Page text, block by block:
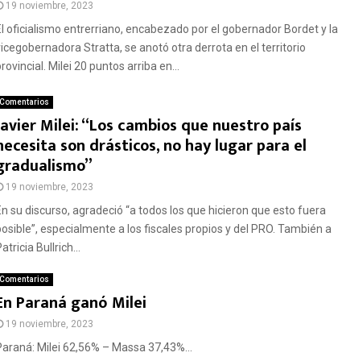
19 noviembre, 2023
oficialismo entrerriano, encabezado por el gobernador Bordet y la
Stratta, se anotó otra derrota en el territorio
Milei 20 puntos arriba en...
Comentarios
Milei: “Los cambios que nuestro país
son drásticos, no hay lugar para el
19 noviembre, 2023
su discurso, agradeció “a todos los que hicieron que esto fuera
especialmente a los fiscales propios y del PRO. También a
Bullrich...
Comentarios
Paraná ganó Milei
19 noviembre, 2023
Milei 62,56% – Massa 37,43%...